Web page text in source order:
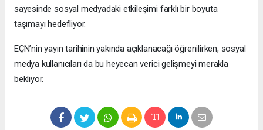
sayesinde sosyal medyadaki etkileşimi farklı bir boyuta
taşımayı hedefliyor.
EÇN’nin yayın tarihinin yakında açıklanacağı öğrenilirken, sosyal
medya kullanıcıları da bu heyecan verici gelişmeyi merakla
bekliyor.